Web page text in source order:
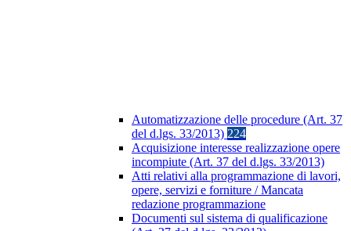
Automatizzazione delle procedure (Art. 37
del d.lgs. 33/2013) 224
Acquisizione interesse realizzazione opere
incompiute (Art. 37 del d.lgs. 33/2013)
Atti relativi alla programmazione di lavori,
opere, servizi e forniture / Mancata
redazione programmazione
Documenti sul sistema di qualificazione